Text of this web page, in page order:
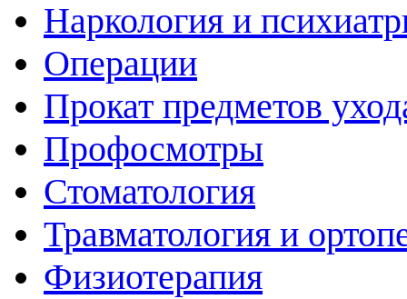
Наркология и
Операции
Прокат предметов
Профосмотры
Стоматология
Травматология и
Физиотерапия